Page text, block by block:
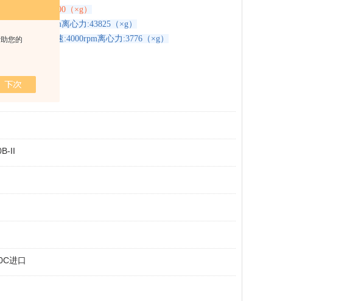
您的
45200（×g）
速:20000rpm离心力:43825（×g）
管离心机转速:4000rpm离心力:3776（×g）
II
进口